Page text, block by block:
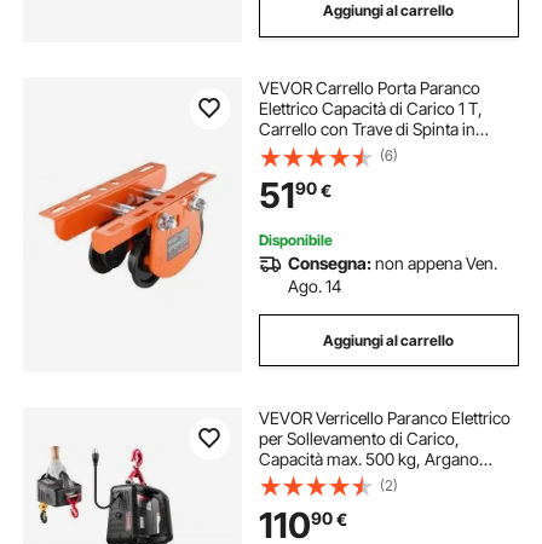
Aggiungi al carrello
VEVOR Carrello Porta Paranco
Elettrico Capacità di Carico 1 T,
Carrello con Trave di Spinta in
Acciaio Legato Larghezza
Regolabile 68-110 mm, Porta
Paranco Supporto per Paranco
Elettrico Trave I e H
(6)
5190€
Disponibile
Consegna:non appena Ven.
Ago. 14
Aggiungi al carrello
VEVOR Verricello Paranco Elettrico
per Sollevamento di Carico,
Capacità max. 500 kg, Argano
Portatile da 1500 W, Altezza di
Sollevamento 7,6 m, Telecomando
Manuale e Wireless da Officina
(2)
11090€